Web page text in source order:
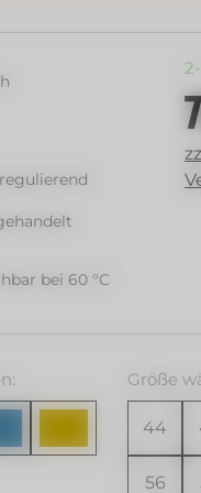
bei 60 °C
Größe
44
56